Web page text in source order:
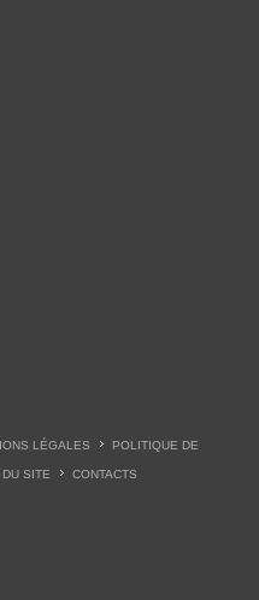
LÉGALES POLITIQUE DE
SITE CONTACTS